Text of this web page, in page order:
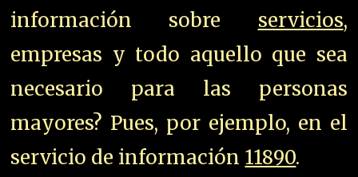
información sobre servicios,
empresas y todo aquello que sea
necesario para las personas
mayores? Pues, por ejemplo, en el
servicio de información 11890.